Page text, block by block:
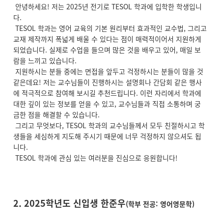
안녕하세요! 저는 2025년 전기로 TESOL 학과에 입학한 학생입니
다.
TESOL 학과는 영어 교육의 기본 원리부터 효과적인 교수법, 그리고
교재 제작까지 폭넓게 배울 수 있다는 점이 매력적이어서 지원하게
되었습니다. 실제로 수업을 들으며 많은 것을 배우고 있어, 매일 보
람을 느끼고 있습니다.
지원하시는 분들 중에는 면접을 앞두고 걱정하시는 분들이 많을 것
같은데요! 저는 교수님들이 진행하시는 설명회나 간담회 같은 행사
에 적극적으로 참여해 보시길 추천드립니다. 이런 자리에서 학과에
대한 깊이 있는 정보를 얻을 수 있고, 교수님들과 직접 소통하며 궁
금한 점을 해결할 수 있습니다.
그리고 무엇보다, TESOL 학과의 교수님들께서 모두 친절하시고 학
생들을 세심하게 지도해 주시기 때문에 너무 걱정하지 않으셔도 됩
니다.
TESOL 학과에 관심 있는 여러분을 진심으로 응원합니다!
2. 2025학년도 신입생 한준우(학부 전공: 영어영문학)